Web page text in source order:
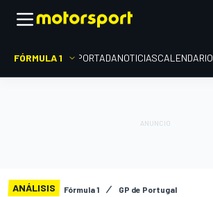
FÓRMULA 1 PORTADANOTICIASCALENDARIO
ANÁLISIS Fórmula 1 GP de Portugal